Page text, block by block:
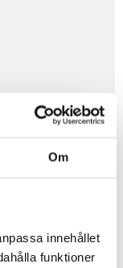
Om
innehållet
funktioner